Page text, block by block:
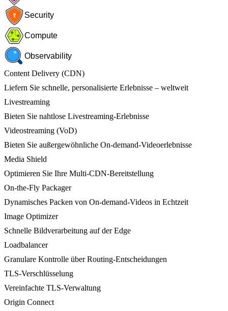
Security
Compute
Observability
Content Delivery (CDN)
Liefern Sie schnelle, personalisierte Erlebnisse – weltweit
Livestreaming
Bieten Sie nahtlose Livestreaming-Erlebnisse
Videostreaming (VoD)
Bieten Sie außergewöhnliche On-demand-Videoerlebnisse
Media Shield
Optimieren Sie Ihre Multi-CDN-Bereitstellung
On-the-Fly Packager
Dynamisches Packen von On-demand-Videos in Echtzeit
Image Optimizer
Schnelle Bildverarbeitung auf der Edge
Loadbalancer
Granulare Kontrolle über Routing-Entscheidungen
TLS-Verschlüsselung
Vereinfachte TLS-Verwaltung
Origin Connect